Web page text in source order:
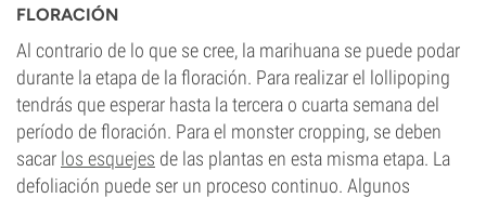
FLORACIÓN
Al contrario de lo que se cree, la marihuana se puede podar
durante la etapa de la floración. Para realizar el lollipoping
tendrás que esperar hasta la tercera o cuarta semana del
período de floración. Para el monster cropping, se deben
sacar los esquejes de las plantas en esta misma etapa. La
defoliación puede ser un proceso continuo. Algunos